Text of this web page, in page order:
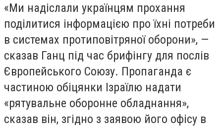
«Ми надіслали українцям прохання
поділитися інформацією про їхні потреби
в системах протиповітряної оборони», —
сказав Ганц під час брифінгу для послів
Європейського Союзу. Пропаганда є
частиною обіцянки Ізраїлю надати
«рятувальне оборонне обладнання»,
сказав він, згідно з заявою його офісу в